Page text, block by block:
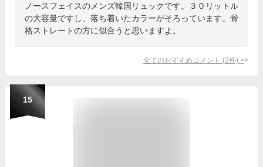
ノースフェイスのメンズ韓国リュックです。３０リットル
の大容量ですし、落ち着いたカラーがそろっています。骨
格ストレートの方に似合うと思いますよ。
全てのおすすめコメント (3件) >
15